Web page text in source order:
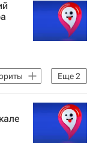
Еще2